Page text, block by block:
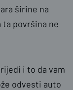
širine na
ta površina ne
i to da vam
odvesti auto